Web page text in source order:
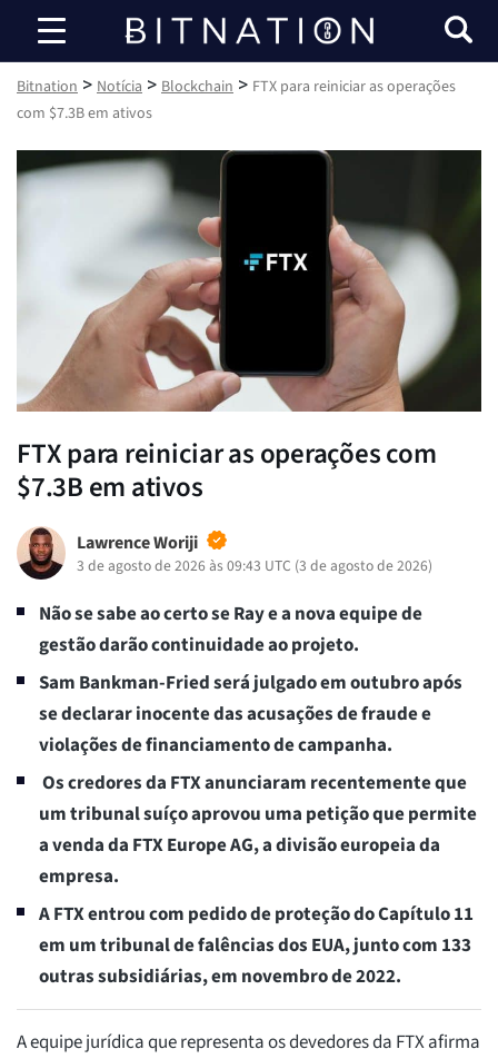
Bitnation
Bitnation > Notícia > Blockchain > FTX para reiniciar as operações
com $7.3B em ativos
FTX para reiniciar as operações com
$7.3B em ativos
Lawrence Woriji
3 de agosto de 2026 às 09:43 UTC (3 de agosto de 2026)
Não se sabe ao certo se Ray e a nova equipe de
gestão darão continuidade ao projeto.
Sam Bankman-Fried será julgado em outubro após
se declarar inocente das acusações de fraude e
violações de financiamento de campanha.
Os credores da FTX anunciaram recentemente que
um tribunal suíço aprovou uma petição que permite
a venda da FTX Europe AG, a divisão europeia da
empresa.
A FTX entrou com pedido de proteção do Capítulo 11
em um tribunal de falências dos EUA, junto com 133
outras subsidiárias, em novembro de 2022.
A equipe jurídica que representa os devedores da FTX afirma